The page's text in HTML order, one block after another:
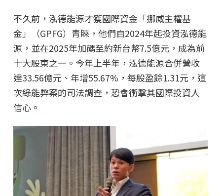
不久前，泓德能源才獲國際資金「挪威主權基
金」（GPFG）青睞，他們自2024年起投資泓德能
源，並在2025年加碼至約新台幣7.5億元，成為前
十大股東之一。今年上半年，泓德能源合併營收
達33.56億元、年增55.67%，每股盈餘1.31元，這
次綠能弊案的司法調查，恐會衝擊其國際投資人
信心。